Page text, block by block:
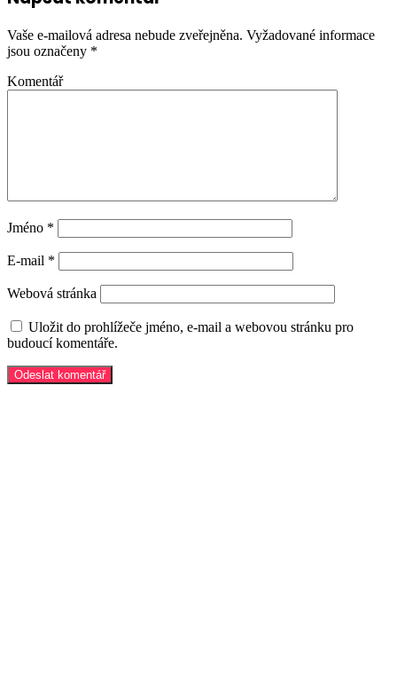
Vaše e-mailová adresa nebude zveřejněna. Vyžadované informace
jsou označeny *
Komentář
Jméno *
E-mail *
Webová stránka
Uložit do prohlížeče jméno, e-mail a webovou stránku pro
budoucí komentáře.